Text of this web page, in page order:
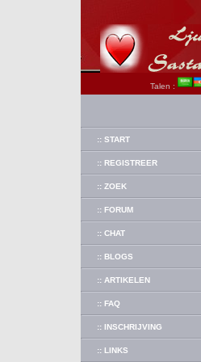
Talen :
:: START
:: REGISTREER
:: ZOEK
:: FORUM
:: CHAT
:: BLOGS
:: ARTIKELEN
:: FAQ
:: INSCHRIJVING
:: LINKS